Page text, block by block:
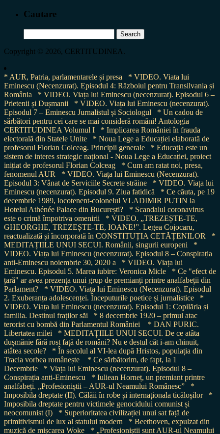
Cautare
for:
Copyright © 2026, CERTITUDINEA.
* AUR, Patria, parlamentarele și presa
* VIDEO. Viata lui
Eminescu (Necenzurat). Episodul 4: Războiul pentru Transilvania și
România
* VIDEO. Viața lui Eminescu (necenzurat). Episodul 6 –
Prietenii și Dușmanii
* VIDEO. Viața lui Eminescu (necenzurat).
Episodul 7 – Eminescu Jurnalistul și Sociologul
* Un cadou de
sărbători pentru cei care se mai consideră români! Antologia
CERTITUDINEA Volumul I
* Implicarea României în frauda
electorală din Statele Unite
* Noua Lege a Educației elaborată de
profesorul Florian Colceag. Principii generale
* Educația este un
sistem de interes strategic național - Noua Lege a Educației, proiect
inițiat de profesorul Florian Colceag
* Cum am ratat noi, presa,
fenomenul AUR
* VIDEO. Viața lui Eminescu (Necenzurat).
Episodul 3: Vânat de Serviciile Secrete străine
* VIDEO. Viața lui
Eminescu (necenzurat). Episodul 9. Ziua fatidică
* Ce căuta, pe 19
decembrie 1989, locotenent-colonelul VLADIMIR PUTIN la
Hotelul Athénée Palace din București?
* Scandalul coronavirus
este o crimă împotriva omenirii
* VIDEO. „TREZEȘTE-TE,
GHEORGHE, TREZEȘTE-TE, IOANE!”. Legea Cojocaru,
reactualizată și încorporată în CONSTITUȚIA CETĂȚENILOR
*
MEDITAȚIILE UNUI SECUI. Românii, singurii europeni
*
VIDEO. Viața lui Eminescu (necenzurat). Episodul 8 – Conspirația
anti-Eminescu noiembrie 30, 2020 a
* VIDEO. Viața lui
Eminescu. Episodul 5. Marea iubire: Veronica Micle
* Ce "efect de
țară" ar avea prezența unui grup de premianți printre analfabeții din
Parlament?
* VIDEO. Viața lui Eminescu (Necenzurat). Episodul
2. Exuberanța adolescenței. Începuturile poetice și jurnalistice
*
VIDEO. Viața lui Eminescu (necenzurat). Episodul 1: Copilăria și
familia. Destinul fraților săi
* 8 decembrie 1920 – primul atac
terorist cu bombă din Parlamentul României
* DAN PURIC.
Libertatea milei
* MEDITAȚIILE UNUI SECUI. De ce atâta
dușmănie fără rost față de români? Nu e destul cât i-am chinuit,
atâtea secole?
* În secolul al VI-lea după Hristos, populația din
Tracia vorbea românește
* Ce sărbătorim, de fapt, la 1
Decembrie
* Viața lui Eminescu (necenzurat). Episodul 8 –
Conspirația anti-Eminescu
* Iuliean Horneț, un premiant printre
analfabeți. „Profesioniștii – AUR-ul Neamului Românesc”
*
Imposibila dreptate (II). Călăii în robe și internaționala ticăloșilor
*
Imposibila dreptate pentru victimele genocidului comunist și
neocomunist (I)
* Superioritatea civilizației unui sat față de
primitivismul de lux al statului modern
* Beethoven, expulzat din
muzică de mișcarea Woke
* „Profesioniștii sunt AUR-ul Neamului